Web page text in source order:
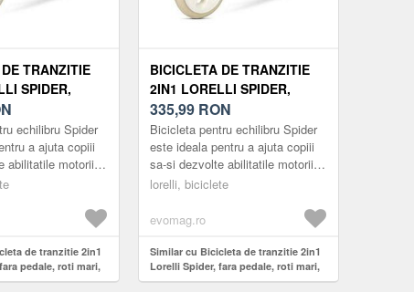
TRANZITIE
SPIDER,
ROTI MARI,
echilibru Spider
a ajuta copiii
abilitatile motorii si
Aceasta
de tranzitie 2in1
pedale, roti mari,
BICICLETA DE TRANZITIE
2IN1 LORELLI SPIDER,
FARA PEDALE, ROTI MARI,
ALBASTRU
335,99 RON
Bicicleta pentru echilibru Spider
este ideala pentru a ajuta copiii
sa-si dezvolte abilitatile motorii si
sa-si mentina echilibrul. Aceasta
lorelli, biciclete
evomag.ro
Similar cu Bicicleta de tranzitie 2in1
Lorelli Spider, fara pedale, roti mari,
Albastru